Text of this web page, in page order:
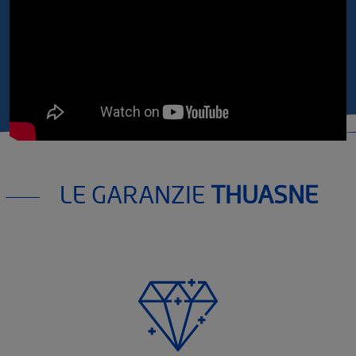
LE GARANZIETHUASNE